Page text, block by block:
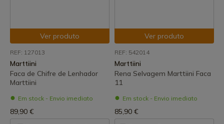
Ver produto
REF: 127013
Marttiini
Faca de Chifre de Lenhador
Marttiini
Em stock - Envio imediato
89,90 €
Ver produto
REF: 542014
Marttiini
Rena Selvagem Marttiini Faca
11
Em stock - Envio imediato
85,90 €